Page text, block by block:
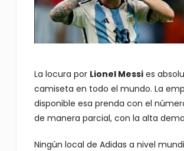
La locura por Lionel Messies
camiseta en todo el mundo. La
disponible esa prenda con el
de manera parcial, con la alta
Ningún local de Adidas a nivel